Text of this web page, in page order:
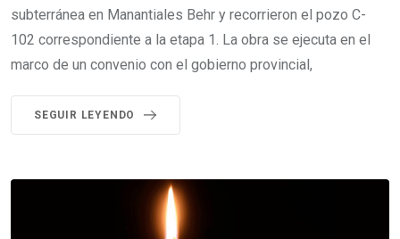
subterránea en Manantiales Behr y recorrieron el pozo C-
102 correspondiente a la etapa 1. La obra se ejecuta en el
marco de un convenio con el gobierno provincial,
SEGUIR LEYENDO